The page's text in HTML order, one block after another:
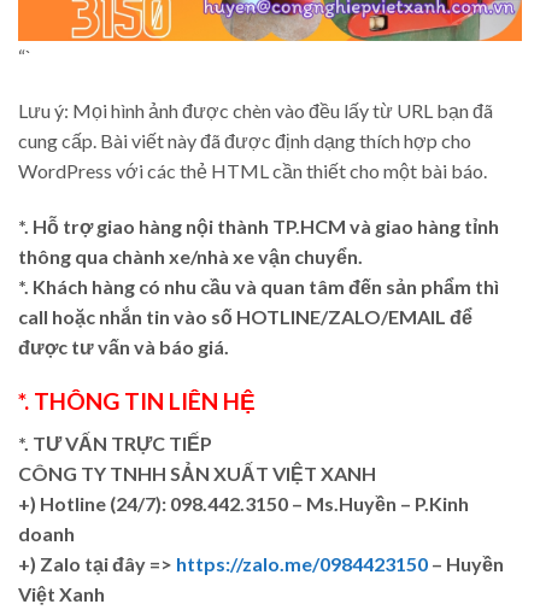
“`
Lưu ý: Mọi hình ảnh được chèn vào đều lấy từ URL bạn đã
cung cấp. Bài viết này đã được định dạng thích hợp cho
WordPress với các thẻ HTML cần thiết cho một bài báo.
*. Hỗ trợ giao hàng nội thành TP.HCM và giao hàng tỉnh
thông qua chành xe/nhà xe vận chuyển.
*. Khách hàng có nhu cầu và quan tâm đến sản phẩm thì
call hoặc nhắn tin vào số HOTLINE/ZALO/EMAIL để
được tư vấn và báo giá.
*. THÔNG TIN LIÊN HỆ
*. TƯ VẤN TRỰC TIẾP
CÔNG TY TNHH SẢN XUẤT VIỆT XANH
+) Hotline (24/7): 098.442.3150 – Ms.Huyền – P.Kinh
doanh
+) Zalo tại đây => https://zalo.me/0984423150 – Huyền
Việt Xanh